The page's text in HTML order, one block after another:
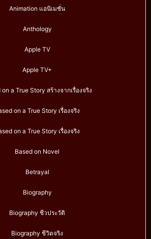
Animation แอนิเมชั่น
Anthology
Apple TV
Apple TV+
on a True Story สร้างจากเรื่องจริง
on a True Story เรื่องจริง
on a True Story เรื่องจริง
Based on Novel
Betrayal
Biography
Biography ชีวประวัติ
Biography ชีวิตจริง